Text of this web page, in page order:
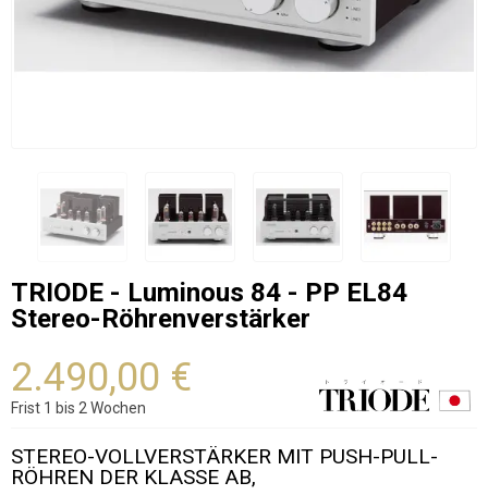
TRIODE - Luminous 84 - PP EL84
Stereo-Röhrenverstärker
2.490,00 €
Frist 1 bis 2 Wochen
STEREO-VOLLVERSTÄRKER MIT PUSH-PULL-
RÖHREN DER KLASSE AB,